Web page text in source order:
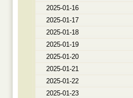
2025-01-16
2025-01-17
2025-01-18
2025-01-19
2025-01-20
2025-01-21
2025-01-22
2025-01-23